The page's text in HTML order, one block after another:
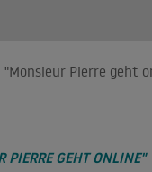
"Monsieur Pierre geht
PIERRE GEHT ONLINE"